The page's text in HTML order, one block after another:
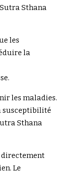
Sutra Sthana
les
la
les maladies.
susceptibilité
Sthana
directement
Le